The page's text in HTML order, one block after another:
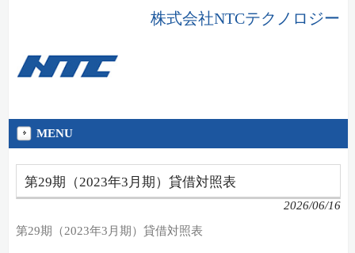
株式会社NTCテクノロジー
MENU
第29期（2023年3月期）貸借対照表
2026/06/16
第29期（2023年3月期）貸借対照表